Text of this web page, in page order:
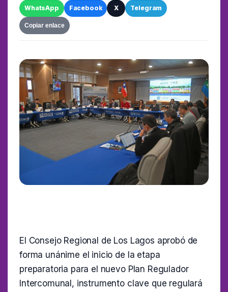
WhatsApp Facebook X Telegram
Copiar enlace
El Consejo Regional de Los Lagos aprobó de
forma unánime el inicio de la etapa
preparatoria para el nuevo Plan Regulador
Intercomunal, instrumento clave que regulará